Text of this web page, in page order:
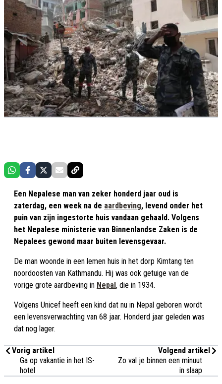
Een Nepalese man van zeker honderd jaar oud is
zaterdag, een week na de aardbeving, levend onder het
puin van zijn ingestorte huis vandaan gehaald. Volgens
het Nepalese ministerie van Binnenlandse Zaken is de
Nepalees gewond maar buiten levensgevaar.
De man woonde in een lemen huis in het dorp Kimtang ten
noordoosten van Kathmandu. Hij was ook getuige van de
vorige grote aardbeving in Nepal, die in 1934.
Volgens Unicef heeft een kind dat nu in Nepal geboren wordt
een levensverwachting van 68 jaar. Honderd jaar geleden was
dat nog lager.
Vorig artikel
Ga op vakantie in het IS-
hotel
Volgend artikel
Zo val je binnen een minuut
in slaap